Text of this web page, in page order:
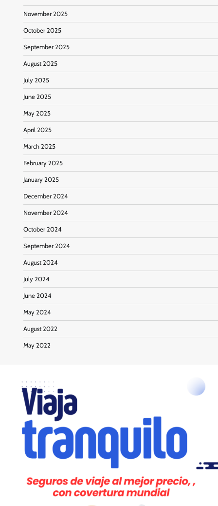
November 2025
October 2025
September 2025
August 2025
July 2025
June 2025
May 2025
April 2025
March 2025
February 2025
January 2025
December 2024
November 2024
October 2024
September 2024
August 2024
July 2024
June 2024
May 2024
August 2022
May 2022